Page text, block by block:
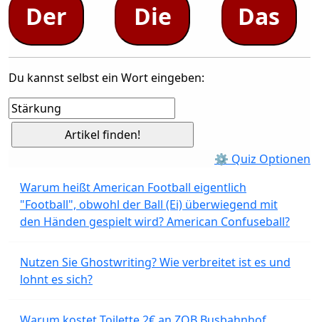
Der Die Das
Du kannst selbst ein Wort eingeben:
⚙ Quiz Optionen
Warum heißt American Football eigentlich
"Football", obwohl der Ball (Ei) überwiegend mit
den Händen gespielt wird? American Confuseball?
Nutzen Sie Ghostwriting? Wie verbreitet ist es und
lohnt es sich?